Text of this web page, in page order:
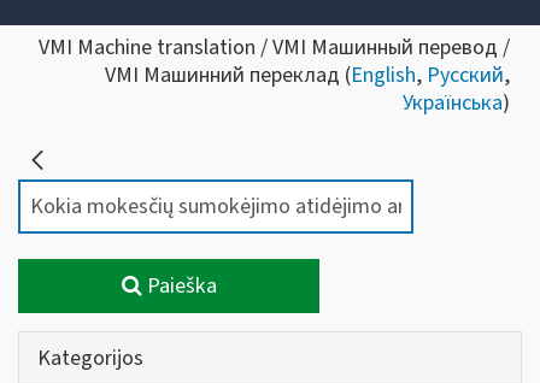
VMI Machine translation / VMI Машинный перевод /
VMI Машинний переклад (English, Русский,
Українська)
Paieška
Kategorijos